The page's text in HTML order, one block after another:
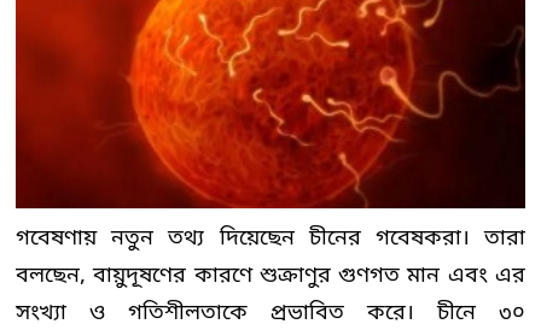
গবেষণায় নতুন তথ্য দিয়েছেন চীনের গবেষকরা। তারা
বলছেন, বায়ুদূষণের কারণে শুক্রাণুর গুণগত মান এবং এর
সংখ্যা ও গতিশীলতাকে প্রভাবিত করে। চীনে ৩০